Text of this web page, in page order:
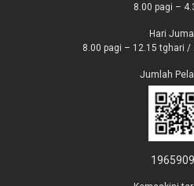
8.00 pagi –
Hari
8.00 pagi – 12.15 tghari /
Jumlah